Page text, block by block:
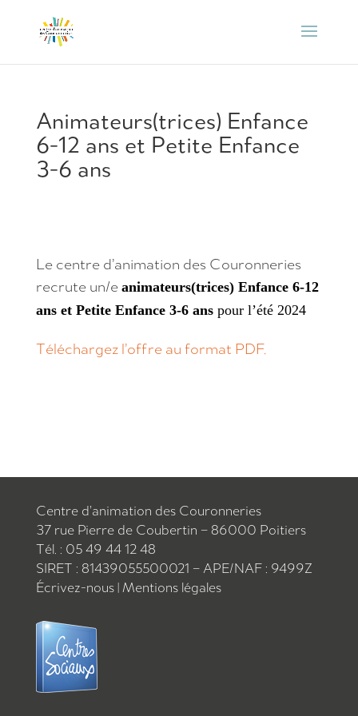
Animateurs(trices) Enfance
6-12 ans et Petite Enfance
3-6 ans
Le centre d’animation des Couronneries
recrute un/e animateurs(trices) Enfance 6-12
ans et Petite Enfance 3-6 ans pour l’été 2024
Téléchargez l’offre au format PDF.
Centre d’animation des Couronneries
37 rue Pierre de Coubertin – 86000 Poitiers
Tél. : 05 49 44 12 48
SIRET : 81439055500021 – APE/NAF : 9499Z
Écrivez-nous|Mentions légales